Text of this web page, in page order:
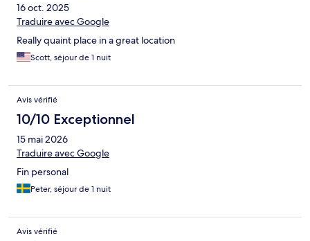
16 oct. 2025
Traduire avec Google
Really quaint place in a great location
Scott, séjour de 1 nuit
Avis vérifié
10/10 Exceptionnel
15 mai 2026
Traduire avec Google
Fin personal
Peter, séjour de 1 nuit
Avis vérifié